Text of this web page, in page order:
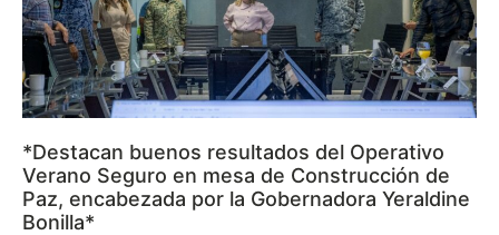
*Destacan buenos resultados del Operativo
Verano Seguro en mesa de Construcción de
Paz, encabezada por la Gobernadora Yeraldine
Bonilla*